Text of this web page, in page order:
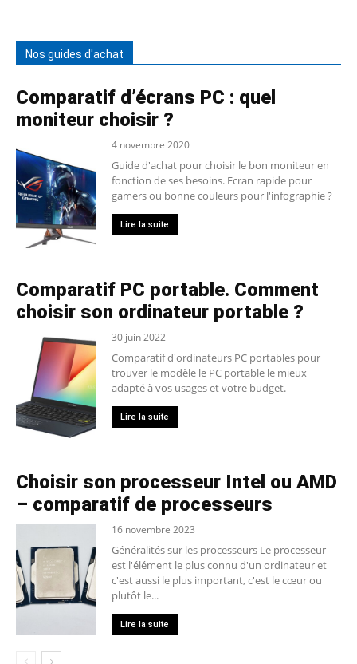
Nos guides d'achat
Comparatif d’écrans PC : quel
moniteur choisir ?
4 novembre 2020
Guide d'achat pour choisir le bon moniteur en
fonction de ses besoins. Ecran rapide pour
gamers ou bonne couleurs pour l'infographie ?
Lire la suite
Comparatif PC portable. Comment
choisir son ordinateur portable ?
30 juin 2022
Comparatif d'ordinateurs PC portables pour
trouver le modèle le PC portable le mieux
adapté à vos usages et votre budget.
Lire la suite
Choisir son processeur Intel ou AMD
– comparatif de processeurs
16 novembre 2023
Généralités sur les processeurs Le processeur
est l'élément le plus connu d'un ordinateur et
c'est aussi le plus important, c'est le cœur ou
plutôt le...
Lire la suite